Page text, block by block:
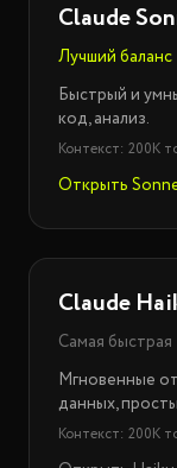
Claude
Лучший баланс
Быстрый и
код, анализ.
Контекст: 200K
Открыть
Claude
Самая быстрая
Мгновенные
данных,
Контекст: 200K